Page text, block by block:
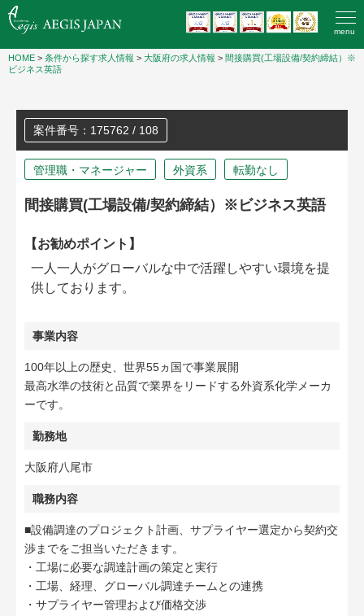
menu
HOME > 条件から探す求人情報 > 大阪府の求人情報 > 間接購買(工場設備/契約締結）※
ビジネス英語
案件番号：175762 / 108
管理職・マネージャー 外資系 転勤なし
間接購買(工場設備/契約締結）※ビジネス英語
【お勧めポイント】
一人一人がグローバルな中で活躍しやすい環境を提
供しております。
事業内容
100年以上の歴史、世界55ヵ国で事業展開
最高水準の技術と品質で業界をリードする外資系化学メーカ
ーです。
勤務地
大阪府八尾市
職務内容
■設備調達のプロジェクト計画、サプライヤー選定から契約交
渉までをご担当いただきます。
・工場に必要な調達計画の策定と実行
・工場、経理、グローバル調達チームとの連携
・サプライヤー管理および価格交渉